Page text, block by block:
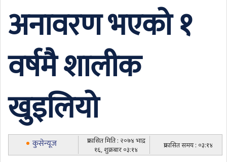
अनावरण भएको १
वर्षमै शालीक
खुइलियो
कुसेन्यूज
प्रकासित मिति : २०७४ भाद्र
१६, शुक्रबार ०३:१४
प्रकासित समय : ०३:१४